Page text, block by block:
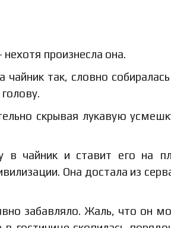
произнесла она.
так, словно
скрывая лукавую
в чайник и ставит его на
Она достала из
забавляло. Жаль, что он